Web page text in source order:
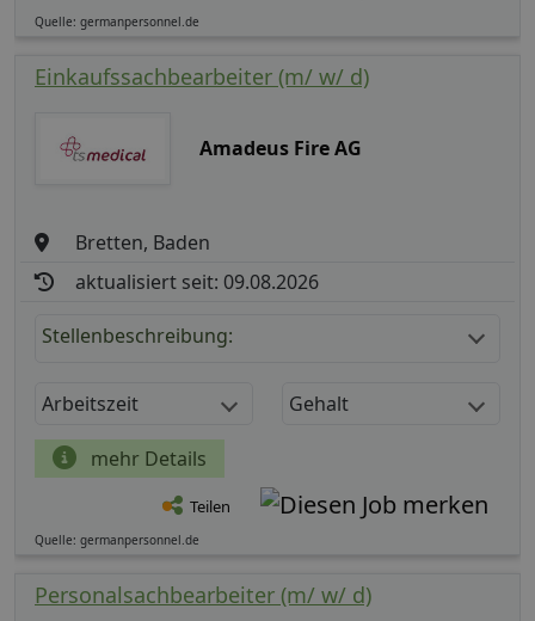
Quelle: germanpersonnel.de
Einkaufssachbearbeiter (m/ w/ d)
Amadeus Fire AG
Bretten, Baden
aktualisiert seit: 09.08.2026
Stellenbeschreibung:
Arbeitszeit Gehalt
mehr Details
Teilen
Quelle: germanpersonnel.de
Personalsachbearbeiter (m/ w/ d)